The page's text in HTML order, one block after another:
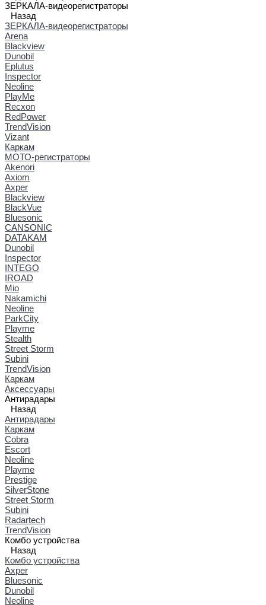
ЗЕРКАЛА-видеорегистраторы
Назад
ЗЕРКАЛА-видеорегистраторы
Arena
Blackview
Dunobil
Eplutus
Inspector
Neoline
PlayMe
Recxon
RedPower
TrendVision
Vizant
Каркам
МОТО-регистраторы
Akenori
Axiom
Axper
Blackview
BlackVue
Bluesonic
CANSONIC
DATAKAM
Dunobil
Inspector
INTEGO
IROAD
Mio
Nakamichi
Neoline
ParkCity
Playme
Stealth
Street Storm
Subini
TrendVision
Каркам
Аксессуары
Антирадары
Назад
Антирадары
Каркам
Cobra
Escort
Neoline
Playme
Prestige
SilverStone
Street Storm
Subini
Radartech
TrendVision
Комбо устройства
Назад
Комбо устройства
Axper
Bluesonic
Dunobil
Neoline